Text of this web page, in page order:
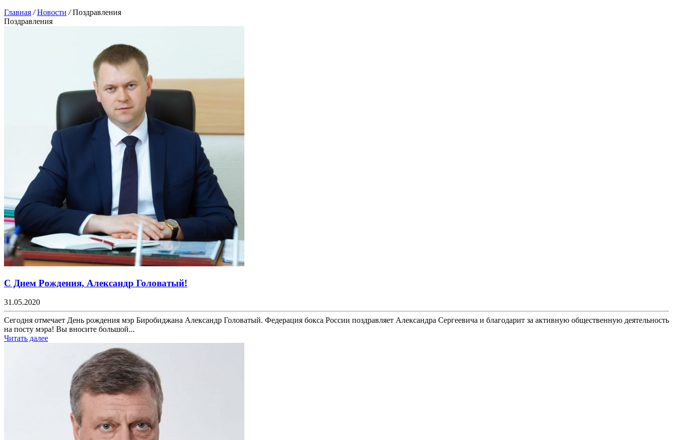
Главная / Новости /Поздравления
Поздравления
С Днем Рождения, Александр Головатый!
31.05.2020
Сегодня отмечает День рождения мэр Биробиджана Александр Головатый. Федерация бокса России поздравляет Александра Сергеевича и благодарит за активную общественную деятельность
на посту мэра! Вы вносите большой...
Читать далее